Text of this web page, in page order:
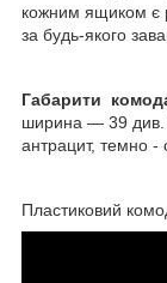
кожним ящиком є
за будь-якого
Габарити
ширина — 39 див.
антрацит, темно -
Пластиковий